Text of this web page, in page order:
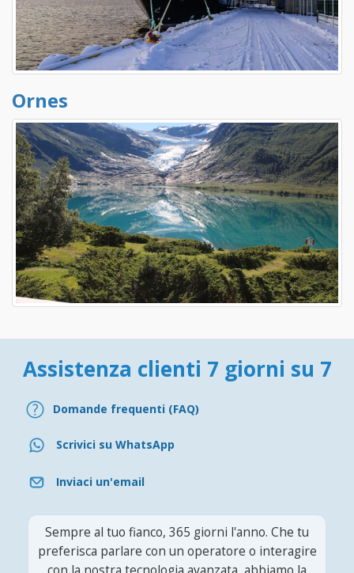
Ornes
Assistenza clienti 7 giorni su 7
Domande frequenti (FAQ)
Scrivici su WhatsApp
Inviaci un'email
Sempre al tuo fianco, 365 giorni l'anno. Che tu
preferisca parlare con un operatore o interagire